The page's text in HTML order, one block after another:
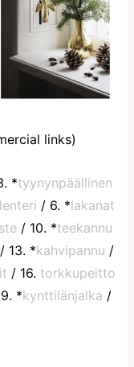
links)
*tyynynpäällinen
/ 6. *lakanat
/ 10. *teekannu
/ 13. *kahvipannu /
/ 16. torkkupeitto
*kynttilänjalka /